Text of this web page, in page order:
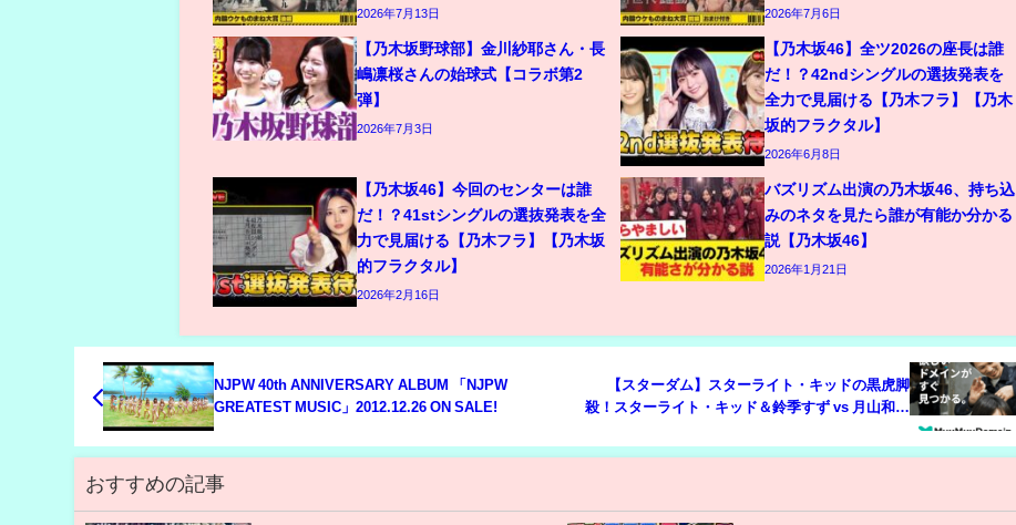
2026年7月13日 2026年7月6日
【乃木坂野球部】金川紗耶さん・長
嶋凛桜さんの始球式【コラボ第2
弾】
2026年7月3日
【乃木坂46】全ツ2026の座長は誰
だ！？42ndシングルの選抜発表を
全力で見届ける【乃木フラ】【乃木
坂的フラクタル】
2026年6月8日
【乃木坂46】今回のセンターは誰
だ！？41stシングルの選抜発表を全
力で見届ける【乃木フラ】【乃木坂
的フラクタル】
2026年2月16日
バズリズム出演の乃木坂46、持ち込
みのネタを見たら誰が有能か分かる
説【乃木坂46】
2026年1月21日
NJPW 40th ANNIVERSARY ALBUM 「NJPW
GREATEST MUSIC」2012.12.26 ON SALE!
【スターダム】スターライト・キッドの黒虎脚
殺！スターライト・キッド＆鈴季すず vs 月山和香
戦！-11.11後楽園ホール大会-【STARDOM】
おすすめの記事